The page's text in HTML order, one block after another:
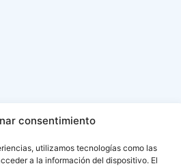
consentimiento
utilizamos tecnologías como las
a la información del dispositivo. El